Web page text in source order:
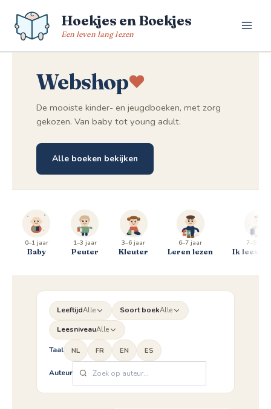
naar
Hoekjes en Boekjes
Een leven lang lezen
Webshop
De mooiste kinder- en jeugdboeken, met zorg
gekozen. Van baby tot young adult.
Alle boeken bekijken
0–1 jaar
Baby
1–3 jaar
Peuter
3–6 jaar
Kleuter
6–7 jaar
Leren lezen
7–9 jaar
Ik lees al
LeeftijdAlle Soort boekAlle
LeesniveauAlle
Taal NL FR EN ES
Auteur